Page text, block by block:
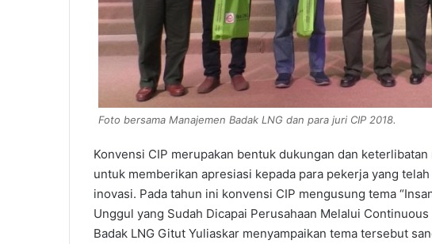
Foto bersama Manajemen Badak LNG dan para juri CIP 2018.
Konvensi CIP merupakan bentuk dukungan dan
untuk memberikan apresiasi kepada para pekerja yang
inovasi. Pada tahun ini konvensi CIP mengusung tema
Unggul yang Sudah Dicapai Perusahaan Melalui
Badak LNG Gitut Yuliaskar menyampaikan tema tersebut